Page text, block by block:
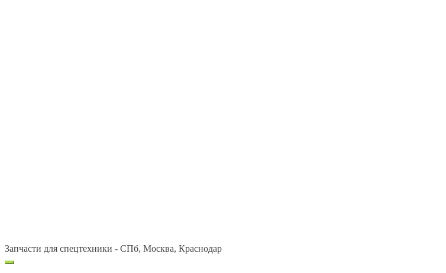
Запчасти для спецтехники - СПб, Москва, Краснодар